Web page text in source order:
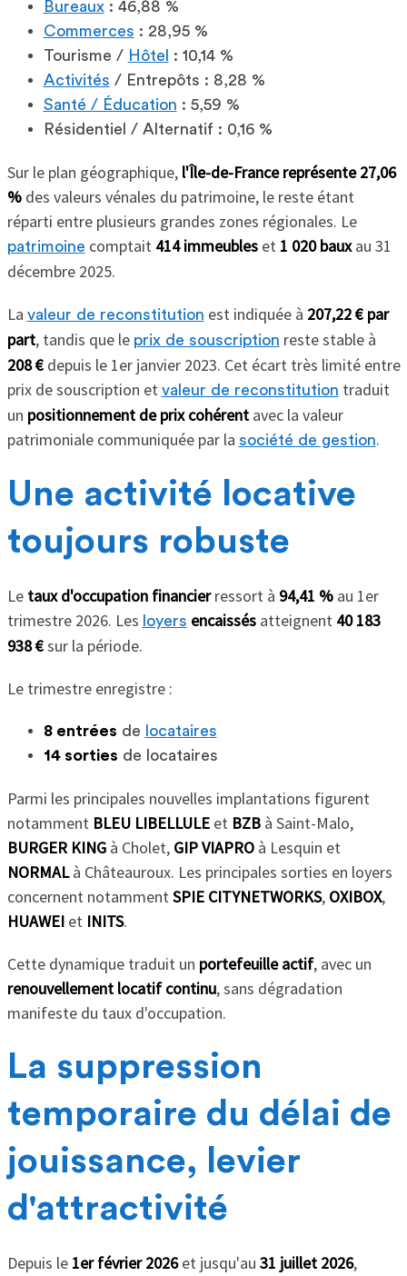
Bureaux: 46,88 %
Commerces : 28,95 %
Tourisme / Hôtel
: 10,14 %
Activités / Entrepôts : 8,28 %
Santé / Éducation : 5,59 %
Résidentiel / Alternatif : 0,16 %
Sur le plan géographique, l'Île-de-France représente 27,06
%des valeurs vénales du patrimoine, le reste étant
réparti entre plusieurs grandes zones régionales. Le
patrimoine comptait 414 immeubleset 1 020 bauxau 31
décembre 2025.
La valeur de reconstitution est indiquée à 207,22 € par
part, tandis que le prix de souscription reste stable à
208 €depuis le 1er janvier 2023. Cet écart très limité entre
prix de souscription et valeur de reconstitution traduit
un positionnement de prix cohérentavec la valeur
patrimoniale communiquée par la société de gestion.
Une activité locative
toujours robuste
Le taux d'occupation financierressort à 94,41 %au 1er
trimestre 2026. Les loyers encaissésatteignent 40 183
938 €sur la période.
Le trimestre enregistre :
8 entrées de
locataires
14 sorties de locataires
Parmi les principales nouvelles implantations figurent
notamment BLEU LIBELLULEet BZBà Saint-Malo,
BURGER KINGà Cholet, GIP VIAPROà Lesquin et
NORMALà Châteauroux. Les principales sorties en loyers
concernent notammentSPIE CITYNETWORKS, OXIBOX,
HUAWEIet INITS.
Cette dynamique traduit un portefeuille actif, avec un
renouvellement locatif continu, sans dégradation
manifeste du taux d'occupation.
La suppression
temporaire du délai de
jouissance, levier
d'attractivité
Depuis le 1er février 2026et jusqu'au 31 juillet 2026,